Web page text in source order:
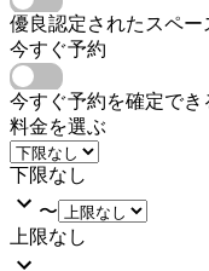
優良認定されたスペー
今すぐ予約
今すぐ予約を確定で
料金を選ぶ
下限なし
〜
上限なし